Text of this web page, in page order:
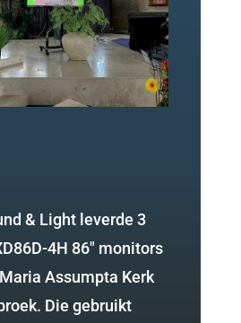
& Light leverde 3
4H 86″ monitors
Assumpta Kerk
Die gebruikt